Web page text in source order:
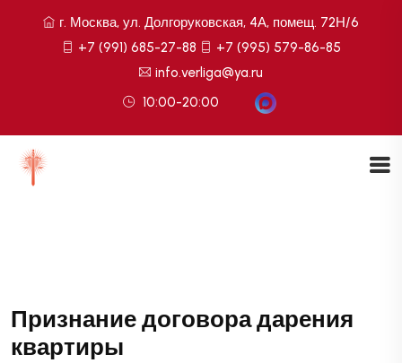
г. Москва, ул. Долгоруковская, 4А, помещ. 72Н/6
+7 (991) 685-27-88
+7 (995) 579-86-85
info.verliga@ya.ru
10:00-20:00
Признание договора дарения
квартиры